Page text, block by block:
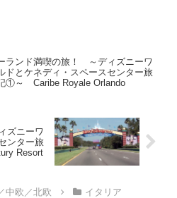
ランド満喫の旅！ ～ディズニーワ
ドとケネディ・スペースセンター旅
①～ Caribe Royale Orlando
ズニーワ
ンター旅
Resort
中欧／北欧 イタリア